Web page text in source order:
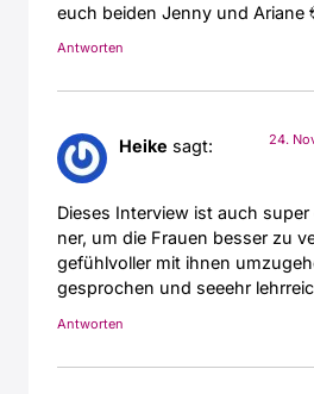
euch bei­den Jen­ny und Aria­ne
Antworten
Heike sagt: 24.
Die­ses Inter­view ist auch
ner, um die Frau­en bes­ser zu
gefühl­vol­ler mit ihnen
gespro­chen und see­ehr
Antworten